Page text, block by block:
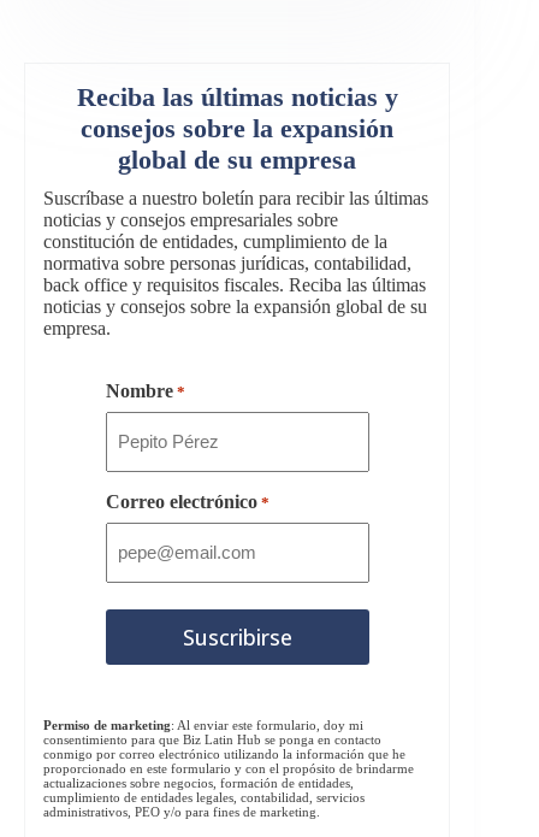
Reciba las últimas noticias y
consejos sobre la expansión
global de su empresa
Suscríbase a nuestro boletín para recibir las últimas
noticias y consejos empresariales sobre
constitución de entidades, cumplimiento de la
normativa sobre personas jurídicas, contabilidad,
back office y requisitos fiscales. Reciba las últimas
noticias y consejos sobre la expansión global de su
empresa.
Nombre *
Correo electrónico *
Permiso de marketing: Al enviar este formulario, doy mi
consentimiento para que Biz Latin Hub se ponga en contacto
conmigo por correo electrónico utilizando la información que he
proporcionado en este formulario y con el propósito de brindarme
actualizaciones sobre negocios, formación de entidades,
cumplimiento de entidades legales, contabilidad, servicios
administrativos, PEO y/o para fines de marketing.